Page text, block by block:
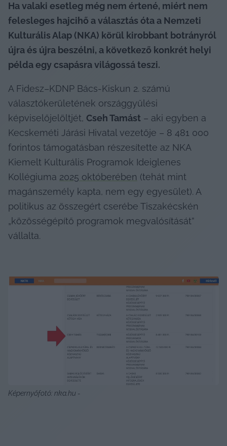
Ha valaki esetleg még nem értené, miért nem
felesleges hajcihő a választás óta a Nemzeti
Kulturális Alap (NKA) körül kirobbant botrányról
újra és újra beszélni, a következő konkrét helyi
példa egy csapásra világossá teszi.
A Fidesz–KDNP Bács-Kiskun 2. számú
választókerületének országgyűlési
képviselőjelöltjét, Cseh Tamást – aki egyben a
Kecskeméti Járási Hivatal vezetője – 8 481 000
forintos támogatásban részesítette az NKA
Kiemelt Kulturális Programok Ideiglenes
Kollégiuma 2025 októberében (tehát mint
magánszemély kapta, nem egy egyesület). A
politikus az összegért cserébe Tiszakécskén
„közösségépítő programok megvalósítását”
vállalta.
Képernyőfotó: nka.hu -